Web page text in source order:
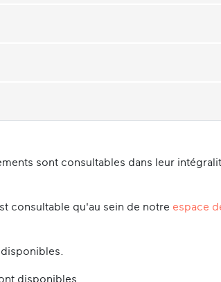
sont consultables dans leur
consultable qu'au sein de notre espace
disponibles.